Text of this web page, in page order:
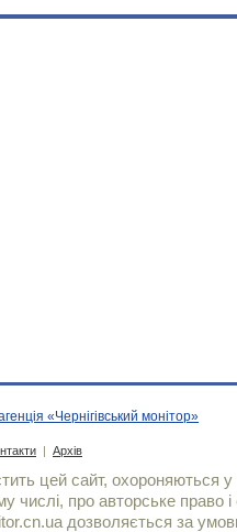
«Чернігівський монітор»
| Архів
цей сайт, охороняються у
числі, про авторське право і
дозволяється за